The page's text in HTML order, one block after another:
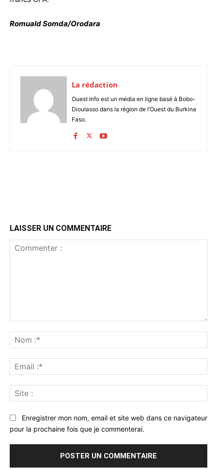
Romuald Somda/Orodara
La rédaction
Ouest Info est un média en ligne basé à Bobo-
Dioulasso dans la région de l’Ouest du Burkina
Faso.
LAISSER UN COMMENTAIRE
:*
:*
:
Enregistrer mon nom, email et site web dans ce navigateur
pour la prochaine fois que je commenterai.